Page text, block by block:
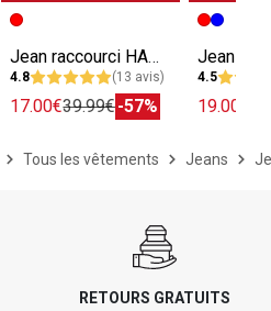
Jean raccourci HANOI R02 femme
4.8 (13 avis)
17.00€39.99€-57%
4.5
19.00€
Tous les vêtements Jeans
RETOURS GRATUITS